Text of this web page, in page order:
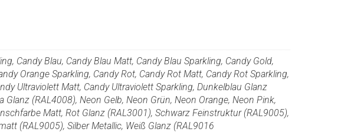
Candy Blau, Candy Blau Matt, Candy Blau Sparkling, Candy Gold,
Orange Sparkling, Candy Rot, Candy Rot Matt, Candy Rot Sparkling,
Ultraviolett Matt, Candy Ultraviolett Sparkling, Dunkelblau Glanz
(RAL4008), Neon Gelb, Neon Grün, Neon Orange, Neon Pink,
Matt, Rot Glanz (RAL3001), Schwarz Feinstruktur (RAL9005),
(RAL9005), Silber Metallic, Weiß Glanz (RAL9016